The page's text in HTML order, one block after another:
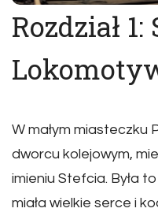
Rozdział 1:
W małym miasteczku
dworcu kolejowym,
imieniu Stefcia. Była
miała wielkie serce i